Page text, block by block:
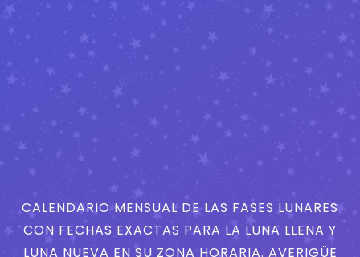
CALENDARIO MENSUAL DE LAS FASES LUNARES
CON FECHAS EXACTAS PARA LA LUNA LLENA Y
LUNA NUEVA EN SU ZONA HORARIA. AVERIGÜE